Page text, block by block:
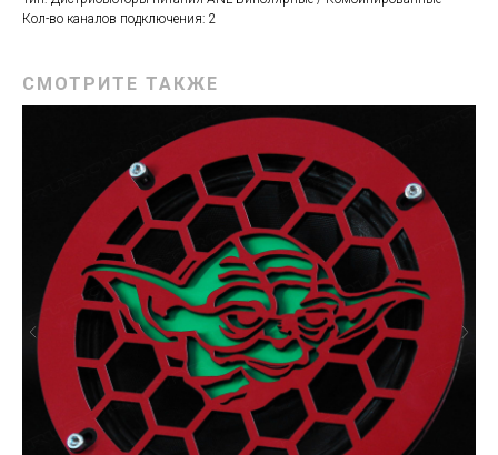
Кол-во каналов подключения: 2
СМОТРИТЕ ТАКЖЕ